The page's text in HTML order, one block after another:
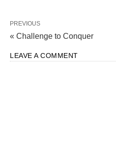
PREVIOUS
« Challenge to Conquer
LEAVE A COMMENT